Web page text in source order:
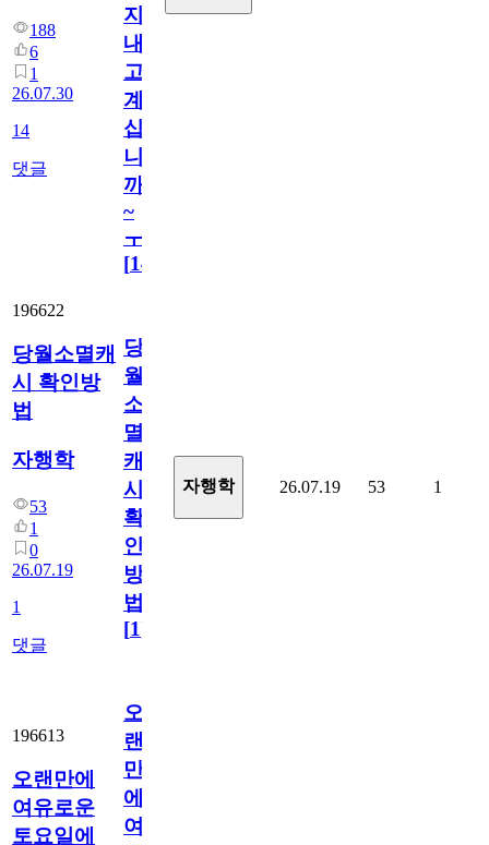
188
6
1
26.07.30
14
댓글
지
내
고
계
십
니
까
~
ㅜ
[14
196622
당월소멸캐
시 확인방
법
자행학
53
1
0
26.07.19
1
댓글
당
월
소
멸
캐
시
확
인
방
법
[1]
자행학 26.07.19 53 1
196613
오랜만에
여유로운
토요일에
오
랜
만
에
여